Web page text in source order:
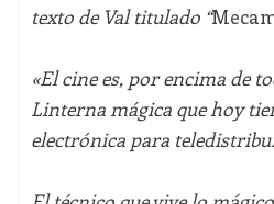
texto de Val titulado “
«El cine es, por encima de
Linterna mágica que hoy
electrónica para